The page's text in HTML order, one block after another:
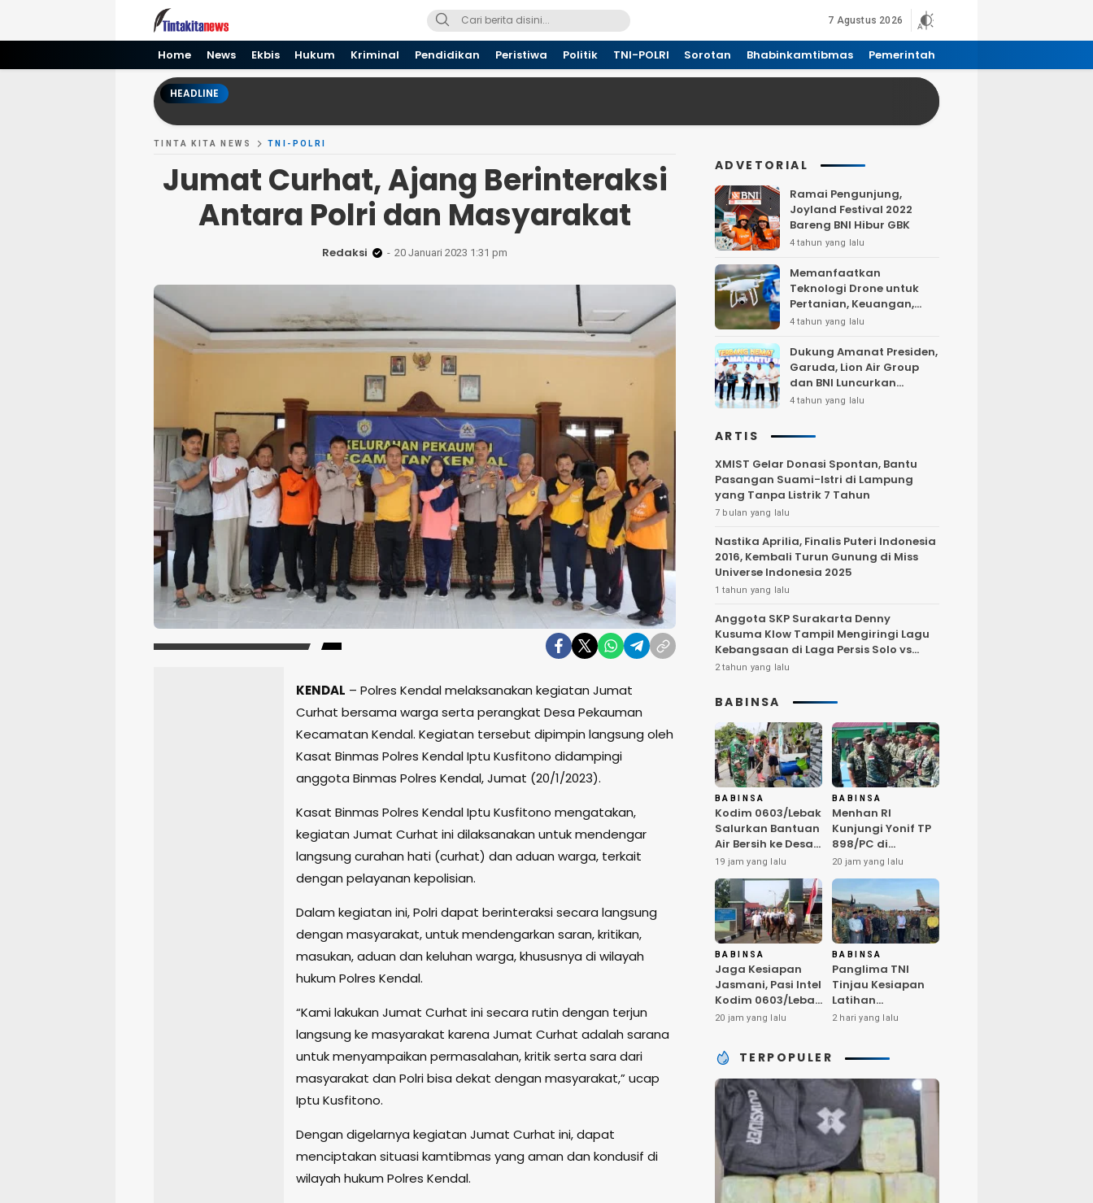
Tinta kita News
Informasi Terkini
7 Agustus 2026
Home News Ekbis Hukum Kriminal Pendidikan Peristiwa Politik TNI-POLRI Sorotan Bhabinkamtibmas Pemerintah
HEADLINE
TINTA KITA NEWS TNI-POLRI
Jumat Curhat, Ajang Berinteraksi
Antara Polri dan Masyarakat
Redaksi 20 Januari 2023 1:31 pm
KENDAL – Polres Kendal melaksanakan kegiatan Jumat
Curhat bersama warga serta perangkat Desa Pekauman
Kecamatan Kendal. Kegiatan tersebut dipimpin langsung oleh
Kasat Binmas Polres Kendal Iptu Kusfitono didampingi
anggota Binmas Polres Kendal, Jumat (20/1/2023).
Kasat Binmas Polres Kendal Iptu Kusfitono mengatakan,
kegiatan Jumat Curhat ini dilaksanakan untuk mendengar
langsung curahan hati (curhat) dan aduan warga, terkait
dengan pelayanan kepolisian.
Dalam kegiatan ini, Polri dapat berinteraksi secara langsung
dengan masyarakat, untuk mendengarkan saran, kritikan,
masukan, aduan dan keluhan warga, khususnya di wilayah
hukum Polres Kendal.
“Kami lakukan Jumat Curhat ini secara rutin dengan terjun
langsung ke masyarakat karena Jumat Curhat adalah sarana
untuk menyampaikan permasalahan, kritik serta sara dari
masyarakat dan Polri bisa dekat dengan masyarakat,” ucap
Iptu Kusfitono.
Dengan digelarnya kegiatan Jumat Curhat ini, dapat
menciptakan situasi kamtibmas yang aman dan kondusif di
wilayah hukum Polres Kendal.
ADVETORIAL
Ramai Pengunjung,
Joyland Festival 2022
Bareng BNI Hibur GBK
4 tahun yang lalu
Memanfaatkan
Teknologi Drone untuk
Pertanian, Keuangan,
Pertambangan, Real
Telekomunikasi.
4 tahun yang lalu
Dukung Amanat Presiden,
Garuda, Lion Air Group
dan BNI Luncurkan
Program Terbang Hemat
4 tahun yang lalu
ARTIS
XMIST Gelar Donasi Spontan, Bantu
Pasangan Suami-Istri di Lampung
yang Tanpa Listrik 7 Tahun
7 bulan yang lalu
Nastika Aprilia, Finalis Puteri Indonesia
2016, Kembali Turun Gunung di Miss
Universe Indonesia 2025
1 tahun yang lalu
Anggota SKP Surakarta Denny
Kusuma Klow Tampil Mengiringi Lagu
Kebangsaan di Laga Persis Solo vs
Persija Jakarta
2 tahun yang lalu
BABINSA
BABINSA
Kodim 0603/Lebak
Salurkan Bantuan
Air Bersih ke Desa
Bungurmekar,
Ringankan Beban
Warga
Terdampak
Kemarau
19 jam yang lalu
BABINSA
Menhan RI
Kunjungi Yonif TP
898/PC di
Kampar,
Tegaskan
Kualitas SDM
Kunci Kekuatan
TNI
20 jam yang lalu
BABINSA
Jaga Kesiapan
Jasmani, Pasi Intel
Kodim 0603/Lebak
Pimpin Pembinaan
20 jam yang lalu
BABINSA
Panglima TNI
Tinjau Kesiapan
Latihan
Terintegrasi TNI
2 hari yang lalu
TERPOPULER